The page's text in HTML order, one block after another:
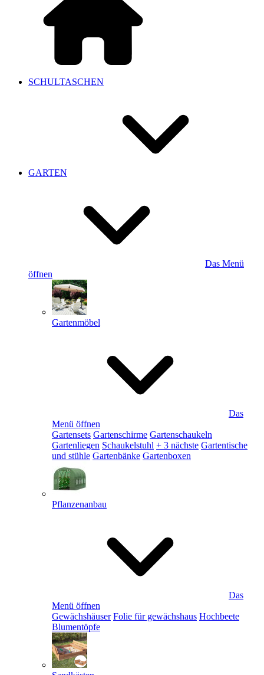
SCHULTASCHEN
GARTEN
Das Menü
öffnen
Gartenmöbel
Das
Menü öffnen
Gartensets Gartenschirme Gartenschaukeln
Gartenliegen Schaukelstuhl + 3 nächste Gartentische
und stühle Gartenbänke Gartenboxen
Pflanzenanbau
Das
Menü öffnen
Gewächshäuser Folie für gewächshaus Hochbeete
Blumentöpfe